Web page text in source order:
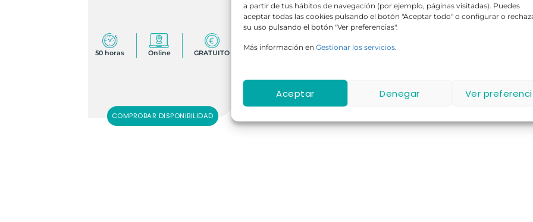
a partir de tus hábitos de navegación (por ejemplo, páginas visitadas). Puedes
aceptar todas las cookies pulsando el botón "Aceptar todo" o configurar o
su uso pulsando el botón "Ver preferencias".
Más información en Gestionar los servicios.
Aceptar Denegar Ver
50 horas Online GRATUITO
COMPROBAR DISPONIBILIDAD